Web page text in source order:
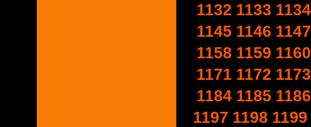
1132 1133 1134
1145 1146 1147
1158 1159 1160
1171 1172 1173
1184 1185 1186
1197 1198 1199